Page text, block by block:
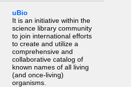
uBio
It is an initiative within the
science library community
to join international efforts
to create and utilize a
comprehensive and
collaborative catalog of
known names of all living
(and once-living)
organisms.